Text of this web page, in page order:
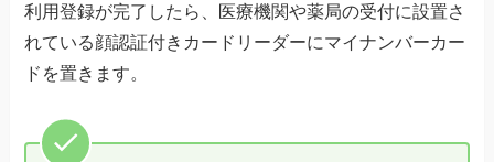
利用登録が完了したら、医療機関や薬局の受付に設置さ
れている顔認証付きカードリーダーにマイナンバーカー
ドを置きます。